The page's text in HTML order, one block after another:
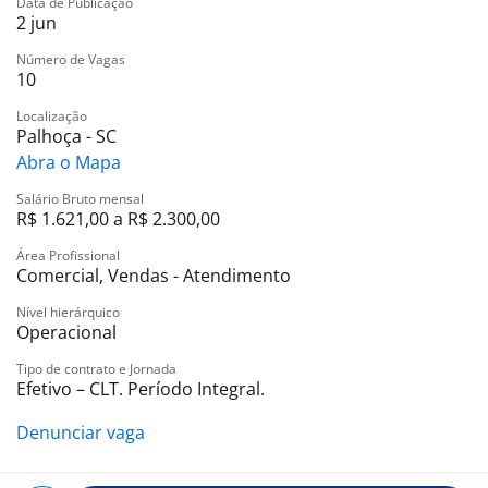
- Vale transporte;
- Assistência odontológica;
- Programa Marisa Cuida – Apoio ao colaborador;
- Parcerias com instituições de ensino, escolas de
idiomas, farmácias e academias;
- 20% de desconto em compras no site, APP e lojas
físicas.
Pronta(o) para vestir essa camisa?
Se você se identifica com o varejo, gosta de gente e
mesmo e venha fazer parte de uma marca feita por
2 jun
Número de Vagas
10
Localização
Palhoça - SC
Abra o Mapa
Salário Bruto mensal
R$ 1.621,00 a R$ 2.300,00
Área Profissional
Comercial, Vendas - Atendimento
Nível hierárquico
Operacional
Tipo de contrato e Jornada
Efetivo – CLT. Período Integral.
Denunciar vaga